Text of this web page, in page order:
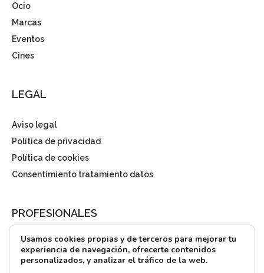
Ocio
Marcas
Eventos
Cines
LEGAL
Aviso legal
Política de privacidad
Política de cookies
Consentimiento tratamiento datos
PROFESIONALES
¿Quieres alquilar?
Prensa
Usamos cookies propias y de terceros para mejorar tu
experiencia de navegación, ofrecerte contenidos
personalizados, y analizar el tráfico de la web.